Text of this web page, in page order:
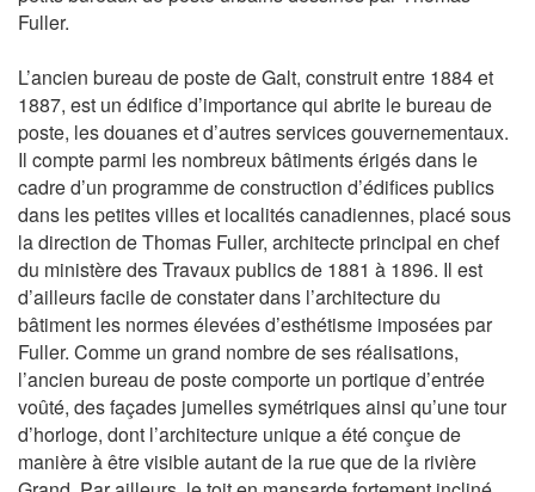
Fuller.
L’ancien bureau de poste de Galt, construit entre 1884 et
1887, est un édifice d’importance qui abrite le bureau de
poste, les douanes et d’autres services gouvernementaux.
Il compte parmi les nombreux bâtiments érigés dans le
cadre d’un programme de construction d’édifices publics
dans les petites villes et localités canadiennes, placé sous
la direction de Thomas Fuller, architecte principal en chef
du ministère des Travaux publics de 1881 à 1896. Il est
d’ailleurs facile de constater dans l’architecture du
bâtiment les normes élevées d’esthétisme imposées par
Fuller. Comme un grand nombre de ses réalisations,
l’ancien bureau de poste comporte un portique d’entrée
voûté, des façades jumelles symétriques ainsi qu’une tour
d’horloge, dont l’architecture unique a été conçue de
manière à être visible autant de la rue que de la rivière